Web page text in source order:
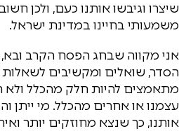
שיצרו וגיבשו אותנו כעם, ולכן
משמעותי בחיינו במדינת ישראל.
אני מקווה שבחג הפסח הקרב ובא,
הסדר, שואלים ומקשיבים
מתאמצים להיות חלק מהכלל ולא
עצמנו או אחרים מהכלל. מי ייתן
אותנו, כך שנצא מחוזקים יותר